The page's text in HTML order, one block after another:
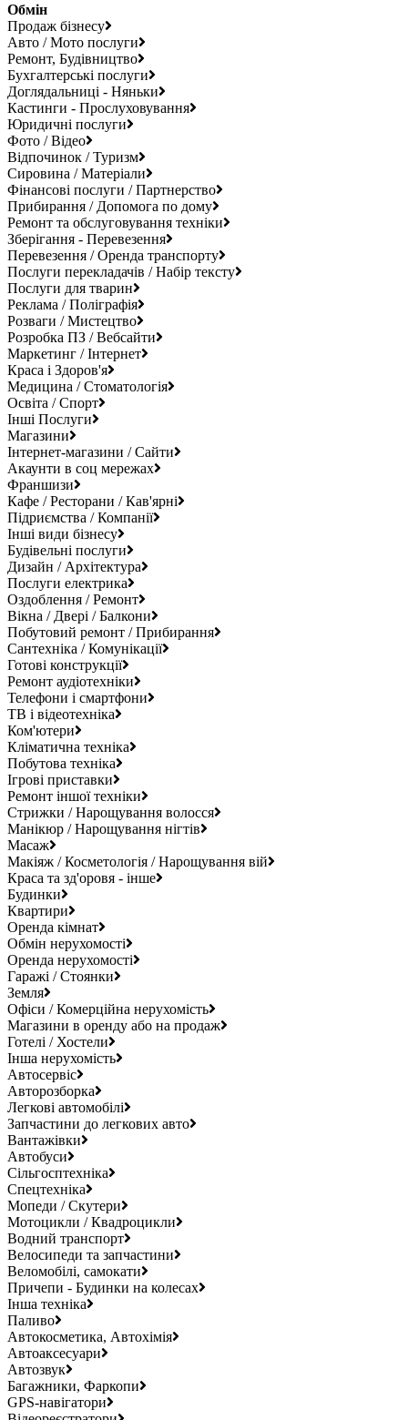
Обмін
Продаж бізнесу
Авто / Мото послуги
Ремонт, Будівництво
Бухгалтерські послуги
Доглядальниці - Няньки
Кастинги - Прослуховування
Юридичні послуги
Фото / Відео
Відпочинок / Туризм
Сировина / Матеріали
Фінансові послуги / Партнерство
Прибирання / Допомога по дому
Ремонт та обслуговування техніки
Зберігання - Перевезення
Перевезення / Оренда транспорту
Послуги перекладачів / Набір тексту
Послуги для тварин
Реклама / Поліграфія
Розваги / Мистецтво
Розробка ПЗ / Вебсайти
Маркетинг / Інтернет
Краса і Здоров'я
Медицина / Стоматологія
Освіта / Спорт
Інші Послуги
Магазини
Інтернет-магазини / Сайти
Акаунти в соц мережах
Франшизи
Кафе / Ресторани / Кав'ярні
Підриємства / Компанії
Інші види бізнесу
Будівельні послуги
Дизайн / Архітектура
Послуги електрика
Оздоблення / Ремонт
Вікна / Двері / Балкони
Побутовий ремонт / Прибирання
Сантехніка / Комунікації
Готові конструкції
Ремонт аудіотехніки
Телефони і смартфони
ТВ і відеотехніка
Ком'ютери
Кліматична техніка
Побутова техніка
Ігрові приставки
Ремонт іншої техніки
Стрижки / Нарощування волосся
Манікюр / Нарощування нігтів
Масаж
Макіяж / Косметологія / Нарощування вій
Краса та зд'оровя - інше
Будинки
Квартири
Оренда кімнат
Обмін нерухомості
Оренда нерухомості
Гаражі / Стоянки
Земля
Офіси / Комерційна нерухомість
Магазини в оренду або на продаж
Готелі / Хостели
Інша нерухомість
Автосервіс
Авторозборка
Легкові автомобілі
Запчастини до легкових авто
Вантажівки
Автобуси
Сільгосптехніка
Спецтехніка
Мопеди / Скутери
Мотоцикли / Квадроцикли
Водний транспорт
Велосипеди та запчастини
Веломобілі, самокати
Причепи - Будинки на колесах
Інша техніка
Паливо
Автокосметика, Автохімія
Автоаксесуари
Автозвук
Багажники, Фаркопи
GPS-навігатори